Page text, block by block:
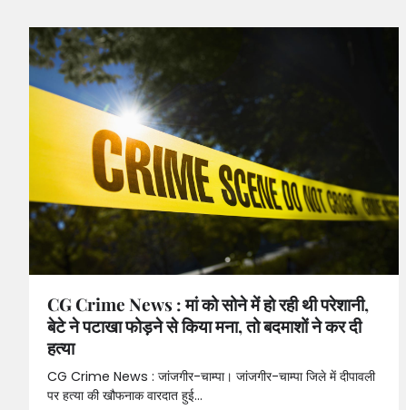
CG Crime News : मां को सोने में हो रही थी परेशानी,
बेटे ने पटाखा फोड़ने से किया मना, तो बदमाशों ने कर दी
हत्या
CG Crime News : जांजगीर-चाम्पा। जांजगीर-चाम्पा जिले में दीपावली
पर हत्या की खौफनाक वारदात हुई…